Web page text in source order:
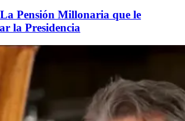
Pensión Millonaria que le
la Presidencia